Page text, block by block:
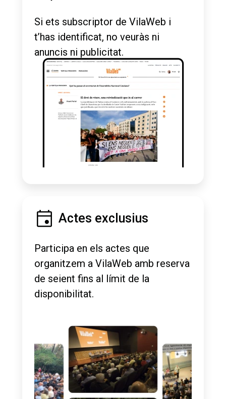
Si ets subscriptor de VilaWeb i
t’has identificat, no veuràs ni
anuncis ni publicitat.
Actes exclusius
Participa en els actes que
organitzem a VilaWeb amb reserva
de seient fins al límit de la
disponibilitat.